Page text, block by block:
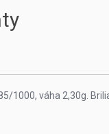
1000, váha 2,30g.